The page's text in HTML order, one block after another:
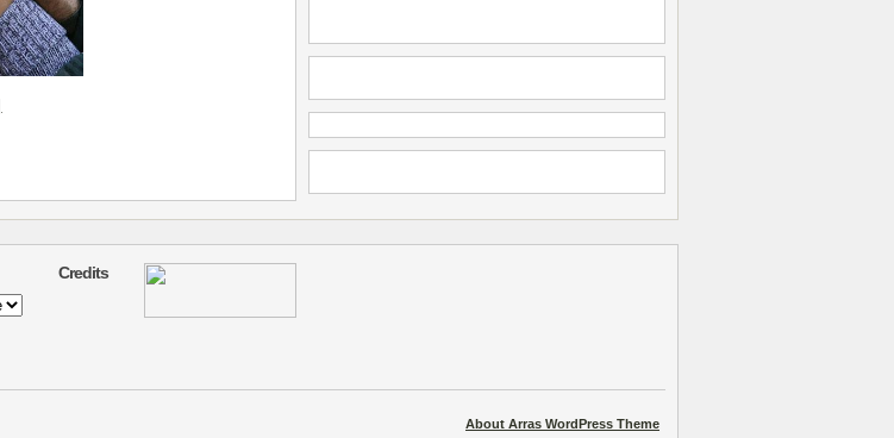
Credits
About Arras WordPress Theme